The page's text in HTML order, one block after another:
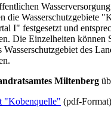
die Wasserschutzgebiete
I" festgesetzt und
Die Einzelheiten können
des
Miltenberg
"Kobenquelle" (pdf-Format)